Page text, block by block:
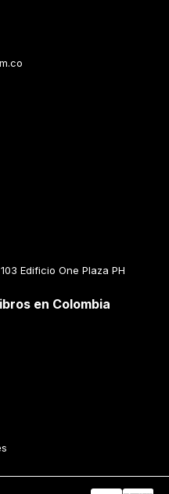
Edificio One Plaza PH
en Colombia